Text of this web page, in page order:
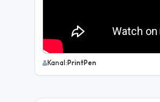
Kanal:PrintPen